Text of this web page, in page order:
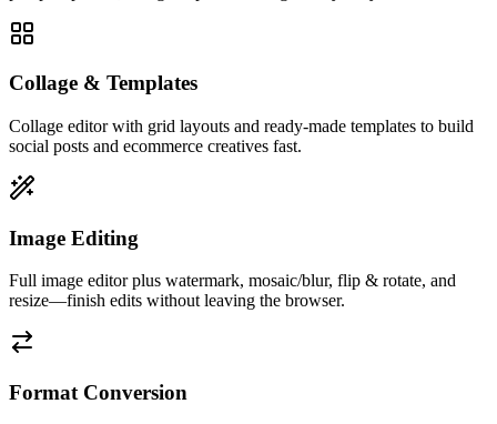
Collage & Templates
Collage editor with grid layouts and ready-made templates to build
social posts and ecommerce creatives fast.
Image Editing
Full image editor plus watermark, mosaic/blur, flip & rotate, and
resize—finish edits without leaving the browser.
Format Conversion